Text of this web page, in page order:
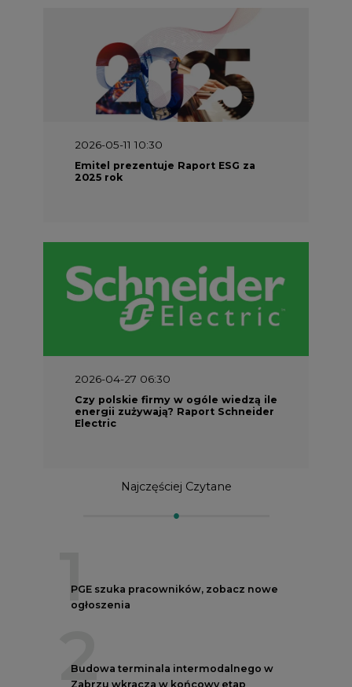
2026-05-11 10:30
Emitel prezentuje Raport ESG za
2025 rok
2026-04-27 06:30
Czy polskie firmy w ogóle wiedzą ile
energii zużywają? Raport Schneider
Electric
Najczęściej Czytane
1
PGE szuka pracowników, zobacz nowe
ogłoszenia
2
Budowa terminala intermodalnego w
Zabrzu wkracza w końcowy etap